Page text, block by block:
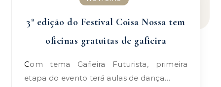
3ª edição do Festival Coisa Nossa tem
oficinas gratuitas de gafieira
Com tema Gafieira Futurista, primeira
etapa do evento terá aulas de dança…